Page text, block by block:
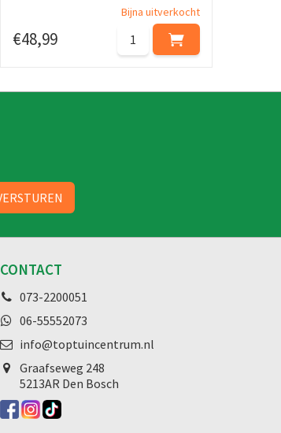
€48,99
Bijna uitverkocht
CONTACT
073-2200051
06-55552073
info@toptuincentrum.nl
Graafseweg 248
5213AR Den Bosch